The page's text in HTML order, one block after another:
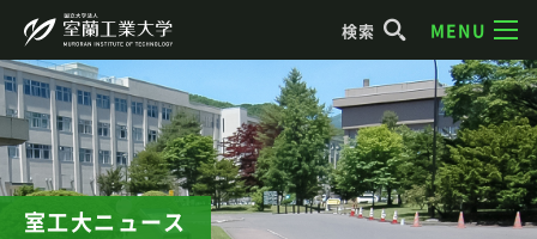
検索 MENU
室工大ニュース